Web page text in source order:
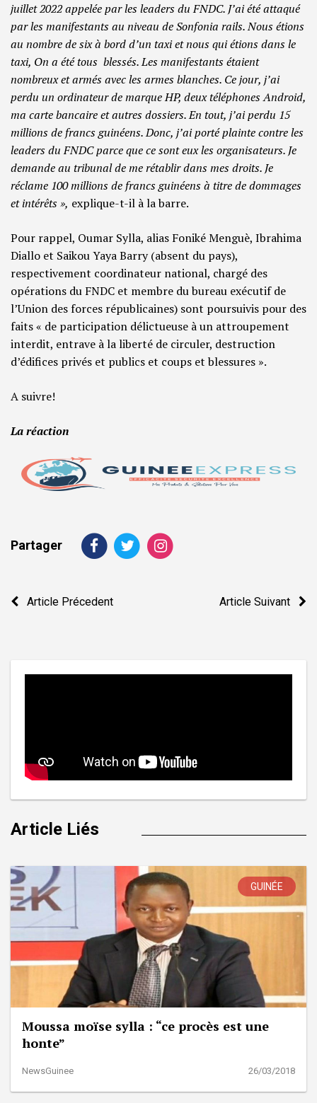
juillet 2022 appelée par les leaders du FNDC. J’ai été attaqué
par les manifestants au niveau de Sonfonia rails. Nous étions
au nombre de six à bord d’un taxi et nous qui étions dans le
taxi, On a été tous blessés. Les manifestants étaient
nombreux et armés avec les armes blanches. Ce jour, j’ai
perdu un ordinateur de marque HP, deux téléphones Android,
ma carte bancaire et autres dossiers. En tout, j’ai perdu 15
millions de francs guinéens. Donc, j’ai porté plainte contre les
leaders du FNDC parce que ce sont eux les organisateurs. Je
demande au tribunal de me rétablir dans mes droits. Je
réclame 100 millions de francs guinéens à titre de dommages
et intérêts », explique-t-il à la barre.
Pour rappel, Oumar Sylla, alias Foniké Menguè, Ibrahima
Diallo et Saikou Yaya Barry (absent du pays),
respectivement coordinateur national, chargé des
opérations du FNDC et membre du bureau exécutif de
l’Union des forces républicaines) sont poursuivis pour des
faits « de participation délictueuse à un attroupement
interdit, entrave à la liberté de circuler, destruction
d’édifices privés et publics et coups et blessures ».
A suivre!
La réaction
Partager
Navigation
Article Précedent Article Suivant
Article Liés
GUINÉE
Moussa moïse sylla : “ce procès est une
honte”
NewsGuinee 26/03/2018